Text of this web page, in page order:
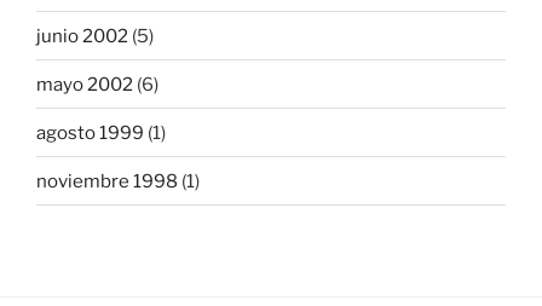
junio 2002 (5)
mayo 2002 (6)
agosto 1999 (1)
noviembre 1998 (1)